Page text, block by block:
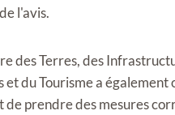
l'avis.
des Terres, des
et du Tourisme a également
de prendre des mesures